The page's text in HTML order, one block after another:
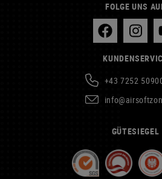
FOLGE UNS
+43 7252
GÜTESIEGEL